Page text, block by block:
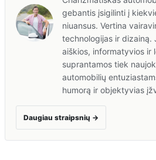
gebantis įsigilinti į
niuansus. Vertina
technologijas ir dizainą.
aiškios, informatyvios ir
suprantamos tiek
automobilių
humorą ir objektyvias
Daugiau straipsnių →